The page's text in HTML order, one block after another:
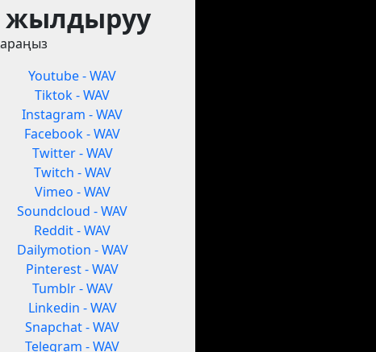
жылдыруу
Youtube - WAV
Tiktok - WAV
Instagram - WAV
Facebook - WAV
Twitter - WAV
Twitch - WAV
Vimeo - WAV
Soundcloud - WAV
Reddit - WAV
Dailymotion - WAV
Pinterest - WAV
Tumblr - WAV
Linkedin - WAV
Snapchat - WAV
Telegram - WAV